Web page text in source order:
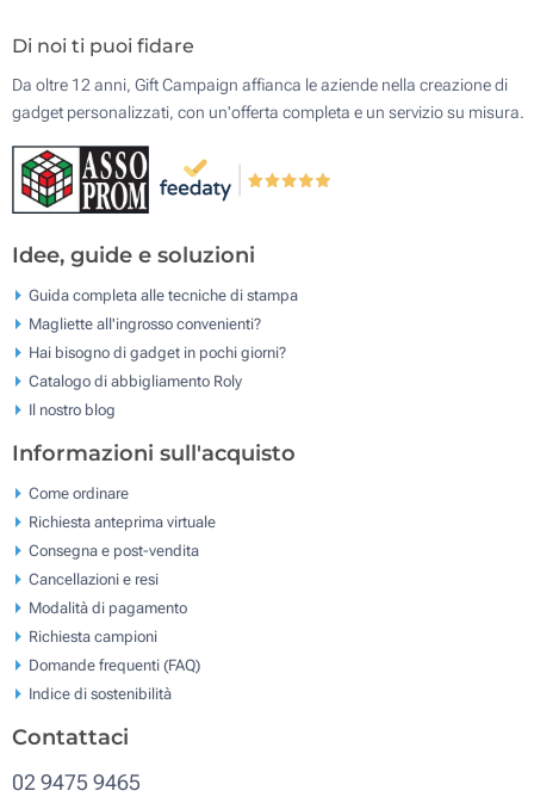
Di noi ti puoi fidare
Da oltre 12 anni, Gift Campaign affianca le aziende nella creazione di
gadget personalizzati, con un'offerta completa e un servizio su misura.
Idee, guide e soluzioni
Guida completa alle tecniche di stampa
Magliette all'ingrosso convenienti?
Hai bisogno di gadget in pochi giorni?
Catalogo di abbigliamento Roly
Il nostro blog
Informazioni sull'acquisto
Come ordinare
Richiesta anteprima virtuale
Consegna e post-vendita
Cancellazioni e resi
Modalità di pagamento
Richiesta campioni
Domande frequenti (FAQ)
Indice di sostenibilità
Contattaci
02 9475 9465